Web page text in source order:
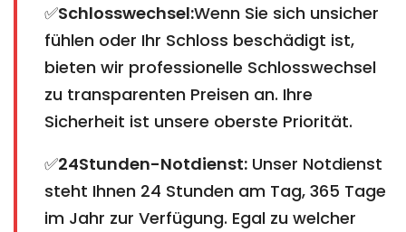
✅Schlosswechsel:Wenn Sie sich unsicher
fühlen oder Ihr Schloss beschädigt ist,
bieten wir professionelle Schlosswechsel
zu transparenten Preisen an. Ihre
Sicherheit ist unsere oberste Priorität.
✅24Stunden-Notdienst: Unser Notdienst
steht Ihnen 24 Stunden am Tag, 365 Tage
im Jahr zur Verfügung. Egal zu welcher